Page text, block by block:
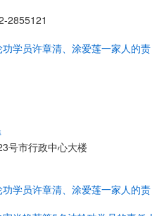
2855121
学员许章清、涂爱莲一家人的责
号市行政中心大楼
学员许章清、涂爱莲一家人的责